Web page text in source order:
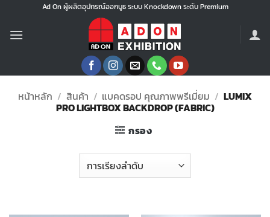
ยัง
Ad On ผู้ผลิตอุปกรณ์ออกบูธ ระบบ Knockdown ระดับ Premium
หน้าหลัก / สินค้า / แบคดรอป คุณภาพพรีเมี่ยม / LUMIX
PRO LIGHTBOX BACKDROP (FABRIC)
กรอง